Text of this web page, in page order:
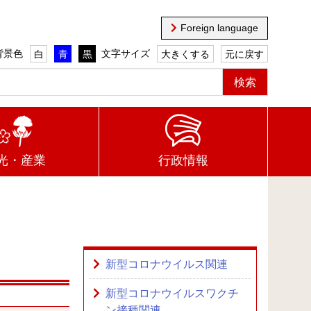
Foreign language
景色 白 青 黒 文字サイズ 大きくする 元に戻す
・産業 行政情報
新型コロナウイルス関連
新型コロナウイルスワクチ